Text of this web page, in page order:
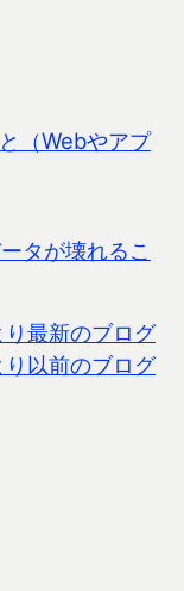
（Webやアプ
タが壊れるこ
り最新のブログ
り以前のブログ